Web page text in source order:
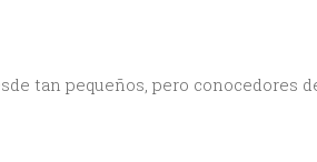
tan pequeños, pero conocedores